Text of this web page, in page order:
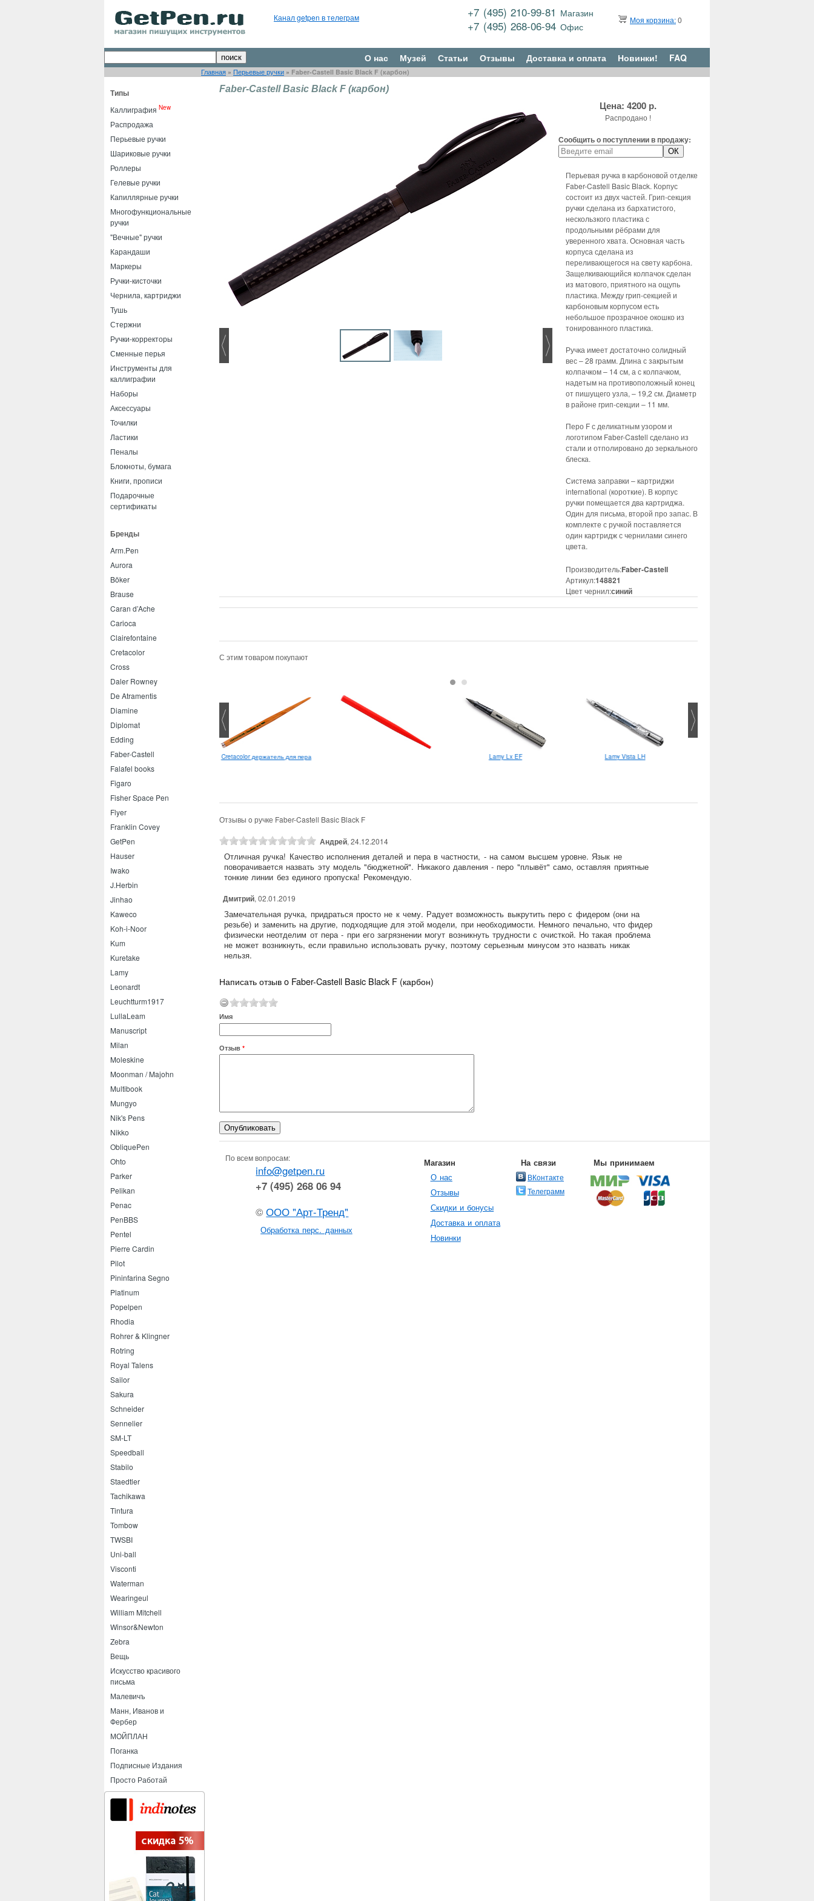
Канал getpen в телеграм +7 (495) 210-99-81 Магазин
+7 (495) 268-06-94Офис
Моя корзина:0
О нас Музей Статьи Отзывы Доставка и оплата Новинки! FAQ
Главная » Перьевые ручки » Faber-Castell Basic Black F (карбон)
Типы
Каллиграфия New
Распродажа
Перьевые ручки
Шариковые ручки
Роллеры
Гелевые ручки
Капиллярные ручки
Многофункциональные
ручки
"Вечные" ручки
Карандаши
Маркеры
Ручки-кисточки
Чернила, картриджи
Тушь
Стержни
Ручки-корректоры
Сменные перья
Инструменты для
каллиграфии
Наборы
Аксессуары
Точилки
Ластики
Пеналы
Блокноты, бумага
Книги, прописи
Подарочные
сертификаты
Бренды
Arm.Pen
Aurora
Böker
Brause
Caran d’Ache
Carioca
Clairefontaine
Cretacolor
Cross
Daler Rowney
De Atramentis
Diamine
Diplomat
Edding
Faber-Castell
Falafel books
Figaro
Fisher Space Pen
Flyer
Franklin Covey
GetPen
Hauser
Iwako
J.Herbin
Jinhao
Kaweco
Koh-i-Noor
Kum
Kuretake
Lamy
Leonardt
Leuchtturm1917
LullaLeam
Manuscript
Milan
Moleskine
Moonman / Majohn
Multibook
Mungyo
Nik's Pens
Nikko
ObliquePen
Ohto
Parker
Pelikan
Penac
PenBBS
Pentel
Pierre Cardin
Pilot
Pininfarina Segno
Platinum
Popelpen
Rhodia
Rohrer & Klingner
Rotring
Royal Talens
Sailor
Sakura
Schneider
Sennelier
SM-LT
Speedball
Stabilo
Staedtler
Tachikawa
Tintura
Tombow
TWSBI
Uni-ball
Visconti
Waterman
Wearingeul
William Mitchell
Winsor&Newton
Zebra
Вещь
Искусство красивого
письма
Малевичъ
Манн, Иванов и
Фербер
МОЙПЛАН
Поганка
Подписные Издания
Просто Работай
Faber-Castell Basic Black F (карбон)
Цена: 4200 р.
Распродано !
Сообщить о поступлении в продажу:
Перьевая ручка в карбоновой отделке
Faber-Castell Basic Black. Корпус
состоит из двух частей. Грип-секция
ручки сделана из бархатистого,
нескользкого пластика с
продольными рёбрами для
уверенного хвата. Основная часть
корпуса сделана из
переливающегося на свету карбона.
Защелкивающийся колпачок сделан
из матового, приятного на ощупь
пластика. Между грип-секцией и
карбоновым корпусом есть
небольшое прозрачное окошко из
тонированного пластика.
Ручка имеет достаточно солидный
вес – 28 грамм. Длина с закрытым
колпачком – 14 см, а с колпачком,
надетым на противоположный конец
от пишущего узла, – 19,2 см. Диаметр
в районе грип-секции – 11 мм.
Перо F с деликатным узором и
логотипом Faber-Castell сделано из
стали и отполировано до зеркального
блеска.
Система заправки – картриджи
international (короткие). В корпус
ручки помещается два картриджа.
Один для письма, второй про запас. В
комплекте с ручкой поставляется
один картридж с чернилами синего
цвета.
Производитель:Faber-Castell
Артикул:148821
Цвет чернил:синий
С этим товаром покупают
Lamy Studio M Cretacolor держатель для пера Lamy Lx EF Lamy Vista LH
Отзывы o ручке Faber-Castell Basic Black F
Андрей, 24.12.2014
Отличная ручка! Качество исполнения деталей и пера в частности, - на самом высшем уровне. Язык не
поворачивается назвать эту модель "бюджетной". Никакого давления - перо "плывёт" само, оставляя приятные
тонкие линии без единого пропуска! Рекомендую.
Дмитрий, 02.01.2019
Замечательная ручка, придраться просто не к чему. Радует возможность выкрутить перо с фидером (они на
резьбе) и заменить на другие, подходящие для этой модели, при необходимости. Немного печально, что фидер
физически неотделим от пера - при его загрязнении могут возникнуть трудности с очисткой. Но такая проблема
не может возникнуть, если правильно использовать ручку, поэтому серьезным минусом это назвать никак
нельзя.
Написать отзыв o Faber-Castell Basic Black F (карбон)
Имя
Отзыв *
По всем вопросам:
info@getpen.ru
+7 (495) 268 06 94
©ООО "Арт-Тренд"
Обработка перс. данных
Магазин
О нас
Отзывы
Скидки и бонусы
Доставка и оплата
Новинки
На связи
ВКонтакте
Телеграмм
Мы принимаем